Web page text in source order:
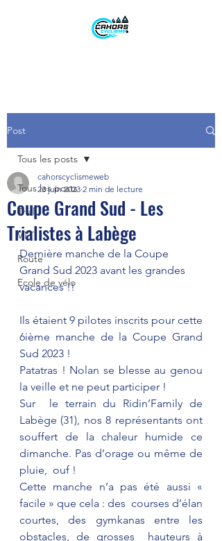
Post
Tous les posts
Trial
VTT
Route
Ecole de vélo
Tous les posts
Coupe Grand Sud - Les
Trialistes à Labège
cahorscyclismeweb
23 juin 2023 2 min de lecture
Dernière manche de la Coupe
Grand Sud 2023 avant les grandes
vacances !!
Ils étaient 9 pilotes inscrits pour cette
6ième manche de la Coupe Grand
Sud 2023 !
Patatras ! Nolan se blesse au genou
la veille et ne peut participer !
Sur  le terrain du Ridin’Family de
Labège (31), nos 8 représentants ont
souffert de la chaleur humide ce
dimanche. Pas d’orage ou même de
pluie,  ouf !
Cette manche n’a pas été aussi «
facile » que cela : des  courses d’élan
courtes, des gymkanas entre les
obstacles, de grosses  hauteurs à